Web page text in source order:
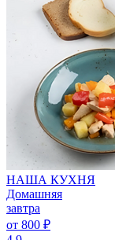
НАША КУХНЯ
Домашняя
завтра
от 800 ₽